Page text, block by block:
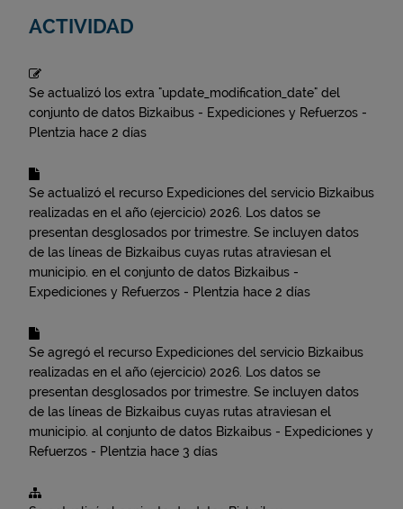
ACTIVIDAD
Se actualizó los extra "update_modification_date" del
conjunto de datos Bizkaibus - Expediciones y Refuerzos -
Plentzia hace 2 días
Se actualizó el recurso Expediciones del servicio Bizkaibus
realizadas en el año (ejercicio) 2026. Los datos se
presentan desglosados por trimestre. Se incluyen datos
de las líneas de Bizkaibus cuyas rutas atraviesan el
municipio. en el conjunto de datos Bizkaibus -
Expediciones y Refuerzos - Plentzia hace 2 días
Se agregó el recurso Expediciones del servicio Bizkaibus
realizadas en el año (ejercicio) 2026. Los datos se
presentan desglosados por trimestre. Se incluyen datos
de las líneas de Bizkaibus cuyas rutas atraviesan el
municipio. al conjunto de datos Bizkaibus - Expediciones y
Refuerzos - Plentzia hace 3 días